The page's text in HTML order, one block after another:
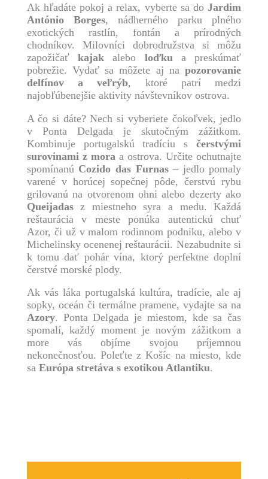
Ak hľadáte pokoj a relax, vyberte sa doJardim
António Borges, nádherného parku plného
exotických rastlín, fontán a prírodných
chodníkov. Milovníci dobrodružstva si môžu
zapožičaťkajak alebo loďku a preskúmať
pobrežie. Vydať sa môžete aj napozorovanie
delfínov a veľrýb, ktoré patrí medzi
najobľúbenejšie aktivity návštevníkov ostrova.
A čo si dáte? Nech si vyberiete čokoľvek, jedlo
v Ponta Delgada je skutočným zážitkom.
Kombinuje portugalskú tradíciu sčerstvými
surovinami z mora a ostrova. Určite ochutnajte
spomínanú Cozido das Furnas– jedlo pomaly
varené v horúcej sopečnej pôde, čerstvú rybu
grilovanú na otvorenom ohni alebo dezerty ako
Queijadasz miestneho syra a medu. Každá
reštaurácia v meste ponúka autentickú chuť
Azor, či už v malom rodinnom podniku, alebo v
Michelinsky ocenenej reštaurácii. Nezabudnite si
k tomu dať pohár vína, ktorý perfektne doplní
čerstvé morské plody.
Ak vás láka portugalská kultúra, tradície, ale aj
sopky, oceán či termálne pramene, vydajte sa na
Azory. Ponta Delgada je miestom, kde sa čas
spomalí, každý moment je novým zážitkom a
more vás objíme svojou príjemnou
nekonečnosťou. Poleťte z Košíc na miesto, kde
sa Európa stretáva s exotikou Atlantiku.